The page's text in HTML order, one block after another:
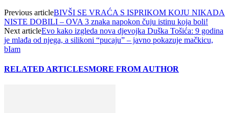
Previous articleBIVŠI SE VRAĆA S ISPRIKOM KOJU NIKADA
NISTE DOBILI – OVA 3 znaka napokon čuju istinu koja boli!
Next articleEvo kako izgleda nova djevojka Duška Tošića: 9 godina
je mlađa od njega, a silikoni “pucaju” – javno pokazuje mačkicu,
bIam
RELATED ARTICLESMORE FROM AUTHOR